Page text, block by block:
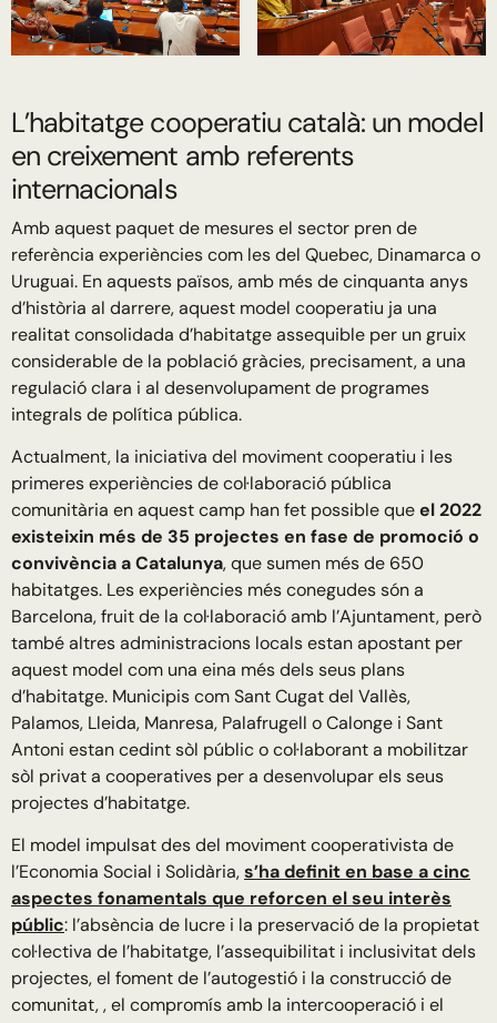
L’habitatge cooperatiu català: un model
en creixement amb referents
internacionals
Amb aquest paquet de mesures el sector pren de
referència experiències com les del Quebec, Dinamarca o
Uruguai. En aquests països, amb més de cinquanta anys
d’història al darrere, aquest model cooperatiu ja una
realitat consolidada d’habitatge assequible per un gruix
considerable de la població gràcies, precisament, a una
regulació clara i al desenvolupament de programes
integrals de política pública.
Actualment, la iniciativa del moviment cooperatiu i les
primeres experiències de col·laboració pública
comunitària en aquest camp han fet possible queel 2022
existeixin més de 35 projectes en fase de promoció o
convivència a Catalunya, que sumen més de 650
habitatges. Les experiències més conegudes són a
Barcelona, fruit de la col·laboració amb l’Ajuntament, però
també altres administracions locals estan apostant per
aquest model com una eina més dels seus plans
d’habitatge. Municipis com Sant Cugat del Vallès,
Palamos, Lleida, Manresa, Palafrugell o Calonge i Sant
Antoni estan cedint sòl públic o col·laborant a mobilitzar
sòl privat a cooperatives per a desenvolupar els seus
projectes d’habitatge.
El model impulsat des del moviment cooperativista de
l’Economia Social i Solidària,s’ha definit en base a cinc
aspectes fonamentals que reforcen el seu interès
públic: l’absència de lucre i la preservació de la propietat
col·lectiva de l’habitatge, l’assequibilitat i inclusivitat dels
projectes, el foment de l’autogestió i la construcció de
comunitat, , el compromís amb la intercooperació i el